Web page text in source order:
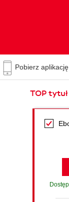
Pobierz aplikację
TOP